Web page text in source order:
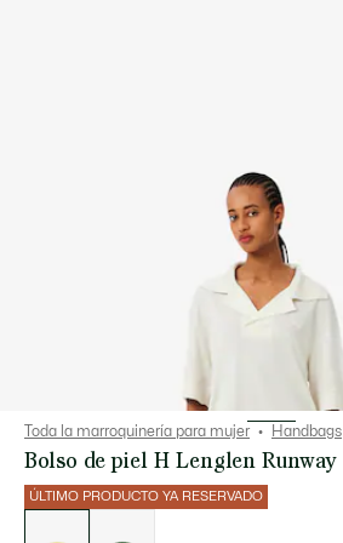
Toda la marroquinería para mujer Handbags
Bolso de piel H Lenglen Runway
ÚLTIMO PRODUCTO YA RESERVADO
variaciones